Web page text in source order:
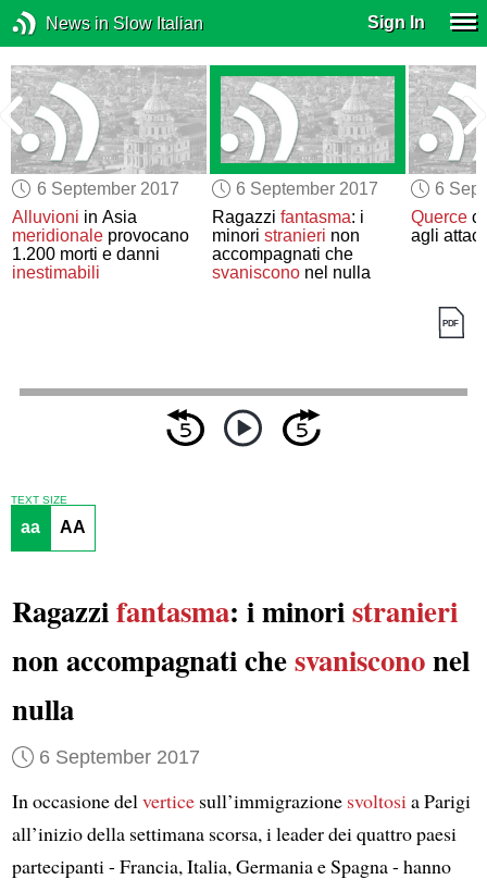
News in Slow Italian Sign In
6 September 2017
Alluvioni in Asia
meridionale provocano
1.200 morti e danni
inestimabili
6 September 2017
Ragazzi fantasma: i
minori stranieri non
accompagnati che
svaniscononel nulla
6
Querce
agli
TEXT SIZE
aa AA
Ragazzifantasma: i minoristranieri
non accompagnati chesvaniscononel
nulla
6 September 2017
In occasione delverticesull’immigrazione svoltosia Parigi
all’inizio della settimana scorsa, i leader dei quattro paesi
partecipanti - Francia, Italia, Germania e Spagna - hanno